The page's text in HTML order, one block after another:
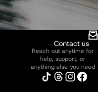
Contact us
Reach out anytime for
help, support, or
anything else you need